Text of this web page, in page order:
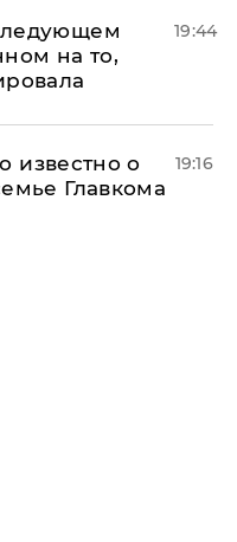
на то,
19:44
известно о
Главкома
19:16